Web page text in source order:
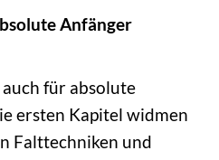
Anfänger
auch für absolute
ersten Kapitel widmen
Falttechniken und